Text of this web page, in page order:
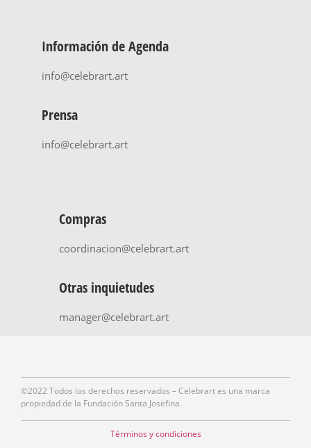
Información de Agenda
info@celebrart.art
Prensa
info@celebrart.art
Compras
coordinacion@celebrart.art
Otras inquietudes
manager@celebrart.art
©2022 Todos los derechos reservados – Celebrart es una marca
propiedad de la Fundación Santa Josefina
Términos y condiciones